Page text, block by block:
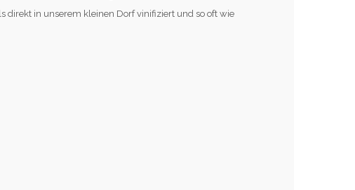
direkt in unserem kleinen Dorf vinifiziert und so oft wie